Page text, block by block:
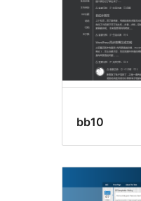
bb10